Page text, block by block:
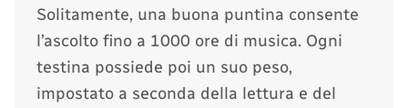
Solitamente, una buona puntina consente
l’ascolto fino a 1000 ore di musica. Ogni
testina possiede poi un suo peso,
impostato a seconda della lettura e del